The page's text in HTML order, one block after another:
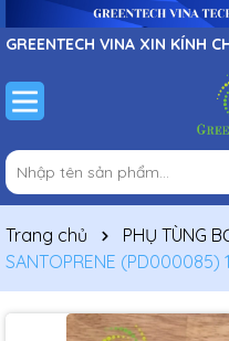
GREENTECH VINA XIN KÍNH
Trang chủ PHỤ TÙNG
SANTOPRENE (PD000085)